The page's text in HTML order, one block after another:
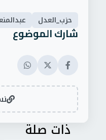
حزب_العدل
شارك الموضوع
ذات صلة